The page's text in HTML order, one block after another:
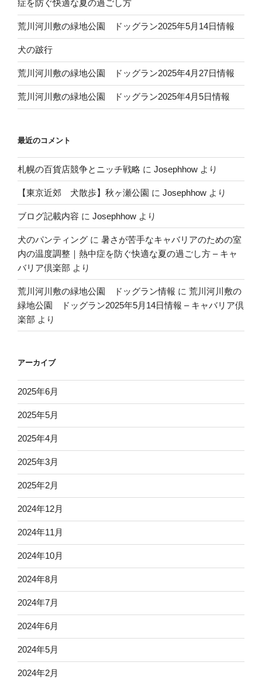
症を防ぐ快適な夏の過ごし方
荒川河川敷の緑地公園 ドッグラン2025年5月14日情報
犬の跛行
荒川河川敷の緑地公園 ドッグラン2025年4月27日情報
荒川河川敷の緑地公園 ドッグラン2025年4月5日情報
最近のコメント
札幌の百貨店競争とニッチ戦略 に Josephhow より
【東京近郊 犬散歩】秋ヶ瀬公園 に Josephhow より
ブログ記載内容 に Josephhow より
犬のパンティング に 暑さが苦手なキャバリアのための室
内の温度調整｜熱中症を防ぐ快適な夏の過ごし方 – キャ
バリア倶楽部 より
荒川河川敷の緑地公園 ドッグラン情報 に 荒川河川敷の
緑地公園 ドッグラン2025年5月14日情報 – キャバリア倶
楽部 より
アーカイブ
2025年6月
2025年5月
2025年4月
2025年3月
2025年2月
2024年12月
2024年11月
2024年10月
2024年8月
2024年7月
2024年6月
2024年5月
2024年2月